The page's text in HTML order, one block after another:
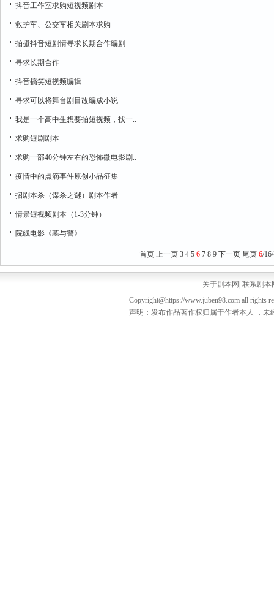
抖音工作室求购短视频剧本
救护车、公交车相关剧本求购
拍摄抖音短剧情寻求长期合作编剧
寻求长期合作
抖音搞笑短视频编辑
寻求可以将舞台剧目改编成小说
我是一个高中生想要拍短视频，找一..
求购短剧剧本
求购一部40分钟左右的恐怖微电影剧..
疫情中的点滴事件原创小品征集
招剧本杀（谋杀之谜）剧本作者
情景短视频剧本（1-3分钟）
院线电影《墓与警》
首页 上一页 3 4 5 6 7 8 9 下一页 尾页 6/
关于剧本网 联系剧本
Copyright@https://www.juben98.com all rights
声明：发布作品著作权归属于作者本人 ，未